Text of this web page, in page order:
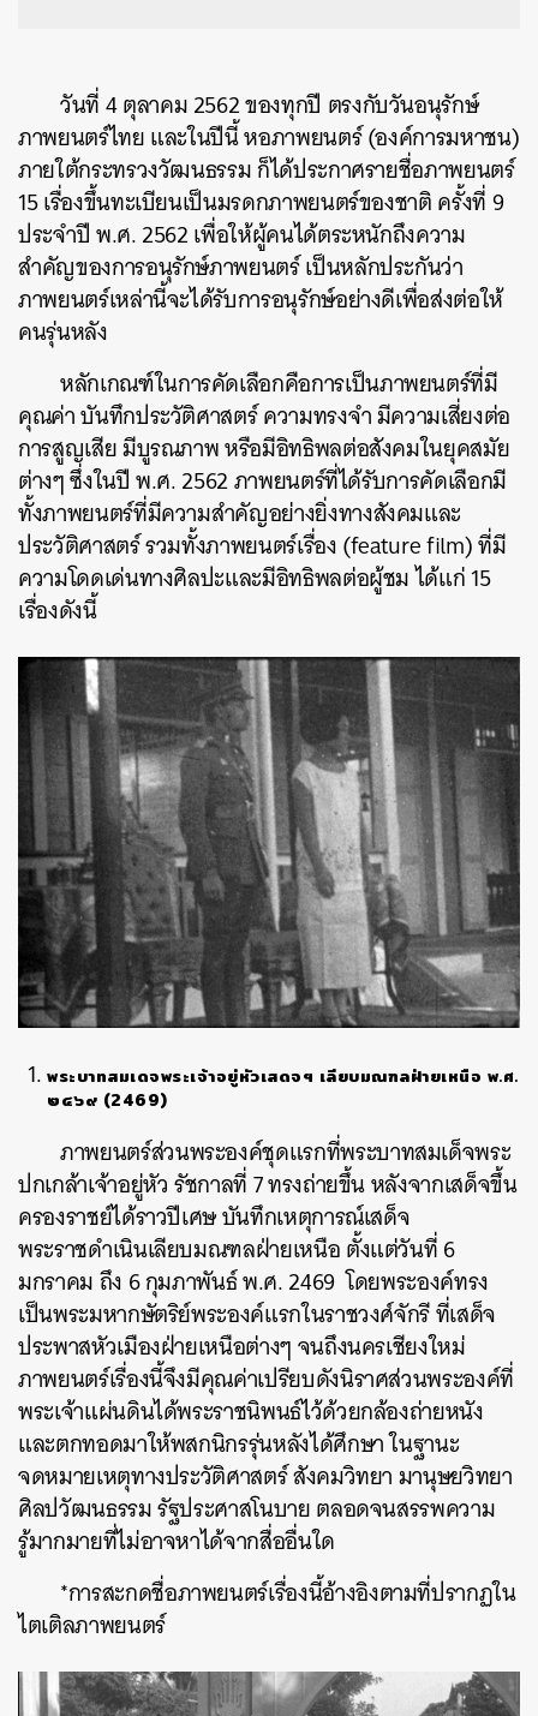
วันที่ 4 ตุลาคม 2562 ของทุกปี ตรงกับวันอนุรักษ์
ภาพยนตร์ไทย และในปีนี้ หอภาพยนตร์ (องค์การมหาชน)
ภายใต้กระทรวงวัฒนธรรม ก็ได้ประกาศรายชื่อภาพยนตร์
15 เรื่องขึ้นทะเบียนเป็นมรดกภาพยนตร์ของชาติ ครั้งที่ 9
ประจำปี พ.ศ. 2562 เพื่อให้ผู้คนได้ตระหนักถึงความ
สำคัญของการอนุรักษ์ภาพยนตร์ เป็นหลักประกันว่า
ภาพยนตร์เหล่านี้จะได้รับการอนุรักษ์อย่างดีเพื่อส่งต่อให้
คนรุ่นหลัง
หลักเกณฑ์ในการคัดเลือกคือการเป็นภาพยนตร์ที่มี
คุณค่า บันทึกประวัติศาสตร์ ความทรงจำ มีความเสี่ยงต่อ
การสูญเสีย มีบูรณภาพ หรือมีอิทธิพลต่อสังคมในยุคสมัย
ต่างๆ ซึ่งในปี พ.ศ. 2562 ภาพยนตร์ที่ได้รับการคัดเลือกมี
ทั้งภาพยนตร์ที่มีความสำคัญอย่างยิ่งทางสังคมและ
ประวัติศาสตร์ รวมทั้งภาพยนตร์เรื่อง (feature film) ที่มี
ความโดดเด่นทางศิลปะและมีอิทธิพลต่อผู้ชม ได้แก่ 15
เรื่องดังนี้
พระบาทสมเดจพระเจ้าอยู่หัวเสดจฯ เลียบมณฑลฝ่ายเหนือ พ.ศ.
๒๔๖๙ (2469)
ภาพยนตร์ส่วนพระองค์ชุดแรกที่พระบาทสมเด็จพระ
ปกเกล้าเจ้าอยู่หัว รัชกาลที่ 7 ทรงถ่ายขึ้น หลังจากเสด็จขึ้น
ครองราชย์ได้ราวปีเศษ บันทึกเหตุการณ์เสด็จ
พระราชดำเนินเลียบมณฑลฝ่ายเหนือ ตั้งแต่วันที่ 6
มกราคม ถึง 6 กุมภาพันธ์ พ.ศ. 2469 โดยพระองค์ทรง
เป็นพระมหากษัตริย์พระองค์แรกในราชวงศ์จักรี ที่เสด็จ
ประพาสหัวเมืองฝ่ายเหนือต่างๆ จนถึงนครเชียงใหม่
ภาพยนตร์เรื่องนี้จึงมีคุณค่าเปรียบดังนิราศส่วนพระองค์ที่
พระเจ้าแผ่นดินได้พระราชนิพนธ์ไว้ด้วยกล้องถ่ายหนัง
และตกทอดมาให้พสกนิกรรุ่นหลังได้ศึกษา ในฐานะ
จดหมายเหตุทางประวัติศาสตร์ สังคมวิทยา มานุษยวิทยา
ศิลปวัฒนธรรม รัฐประศาสโนบาย ตลอดจนสรรพความ
รู้มากมายที่ไม่อาจหาได้จากสื่ออื่นใด
*การสะกดชื่อภาพยนตร์เรื่องนี้อ้างอิงตามที่ปรากฏใน
ไตเติลภาพยนตร์